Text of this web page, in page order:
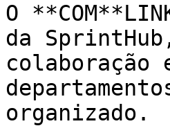
O
da
organizado.